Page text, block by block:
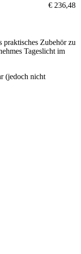
€ 236,48
praktisches Zubehör zu
Tageslicht im
(jedoch nicht